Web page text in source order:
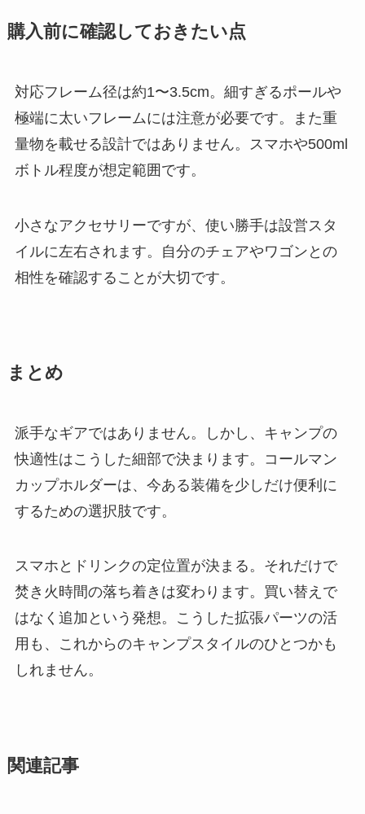
購入前に確認しておきたい点
対応フレーム径は約1〜3.5cm。細すぎるポールや
極端に太いフレームには注意が必要です。また重
量物を載せる設計ではありません。スマホや500ml
ボトル程度が想定範囲です。
小さなアクセサリーですが、使い勝手は設営スタ
イルに左右されます。自分のチェアやワゴンとの
相性を確認することが大切です。
まとめ
派手なギアではありません。しかし、キャンプの
快適性はこうした細部で決まります。コールマン
カップホルダーは、今ある装備を少しだけ便利に
するための選択肢です。
スマホとドリンクの定位置が決まる。それだけで
焚き火時間の落ち着きは変わります。買い替えで
はなく追加という発想。こうした拡張パーツの活
用も、これからのキャンプスタイルのひとつかも
しれません。
関連記事